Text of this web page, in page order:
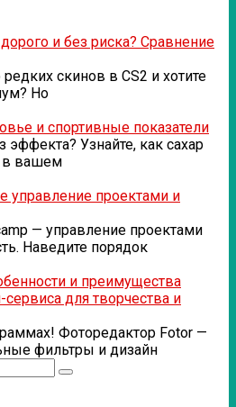
и без риска? Сравнение
скинов в CS2 и хотите
Но
и спортивные показатели
эффекта? Узнайте, как сахар
в вашем
управление проектами и
— управление проектами
Наведите порядок
и преимущества
для творчества и
Фоторедактор Fotor —
фильтры и дизайн